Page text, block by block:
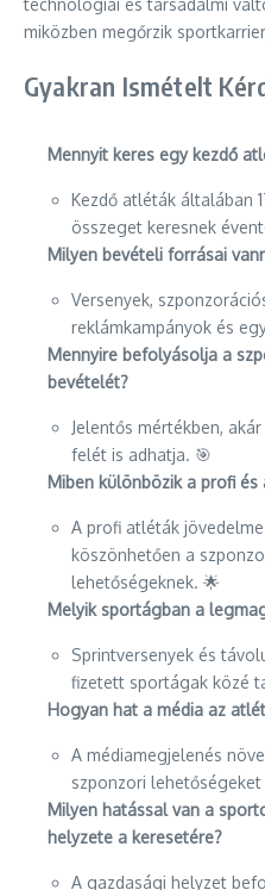
technológiai és társadalmi
miközben megőrzik
Gyakran Ismételt
Mennyit keres egy kezdő
Kezdő atléták általában
összeget keresnek
Milyen bevételi forrásai
Versenyek,
reklámkampányok és
Mennyire befolyásolja a
bevételét?
Jelentős mértékben,
felét is adhatja. 🎯
Miben különbözik a profi
A profi atléták
köszönhetően a
lehetőségeknek. 🌟
Melyik sportágban a
Sprintversenyek és
fizetett sportágak közé
Hogyan hat a média az
A médiamegjelenés
szponzori
Milyen hatással van a
helyzete a keresetére?
A gazdasági helyzet